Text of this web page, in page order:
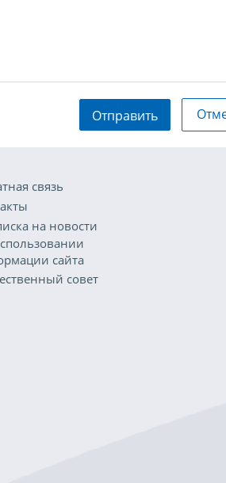
Отправить
связь
на новости
сайта
совет